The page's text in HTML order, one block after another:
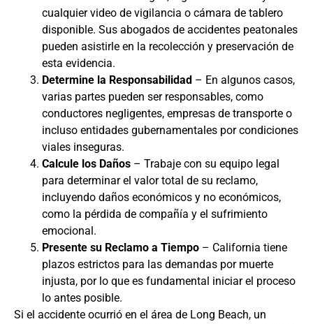
cualquier video de vigilancia o cámara de tablero
disponible. Sus abogados de accidentes peatonales
pueden asistirle en la recolección y preservación de
esta evidencia.
Determine la Responsabilidad – En algunos casos,
varias partes pueden ser responsables, como
conductores negligentes, empresas de transporte o
incluso entidades gubernamentales por condiciones
viales inseguras.
Calcule los Daños – Trabaje con su equipo legal
para determinar el valor total de su reclamo,
incluyendo daños económicos y no económicos,
como la pérdida de compañía y el sufrimiento
emocional.
Presente su Reclamo a Tiempo – California tiene
plazos estrictos para las demandas por muerte
injusta, por lo que es fundamental iniciar el proceso
lo antes posible.
Si el accidente ocurrió en el área de Long Beach, un